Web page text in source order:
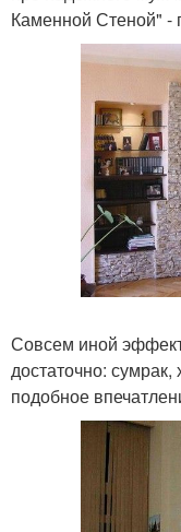
Каменной Стеной" -
Совсем иной
достаточно:
подобное